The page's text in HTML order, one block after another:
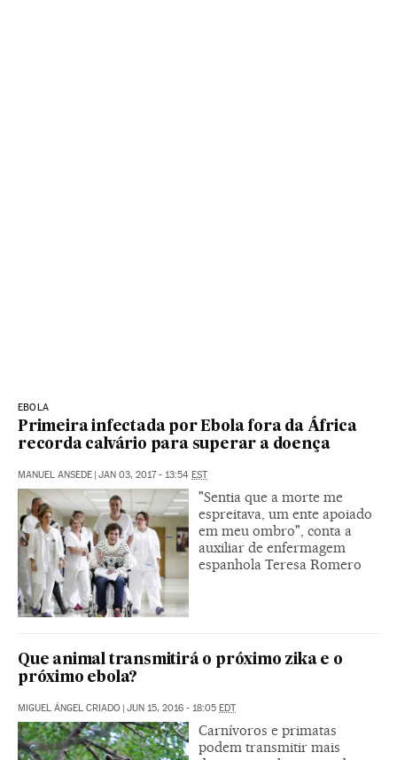
EBOLA
Primeira infectada por Ebola fora da África
recorda calvário para superar a doença
MANUEL ANSEDE | JAN 03, 2017 - 13:54 EST
"Sentia que a morte me
espreitava, um ente apoiado
em meu ombro", conta a
auxiliar de enfermagem
espanhola Teresa Romero
Que animal transmitirá o próximo zika e o
próximo ebola?
MIGUEL ÁNGEL CRIADO | JUN 15, 2016 - 18:05 EDT
Carnívoros e primatas
podem transmitir mais